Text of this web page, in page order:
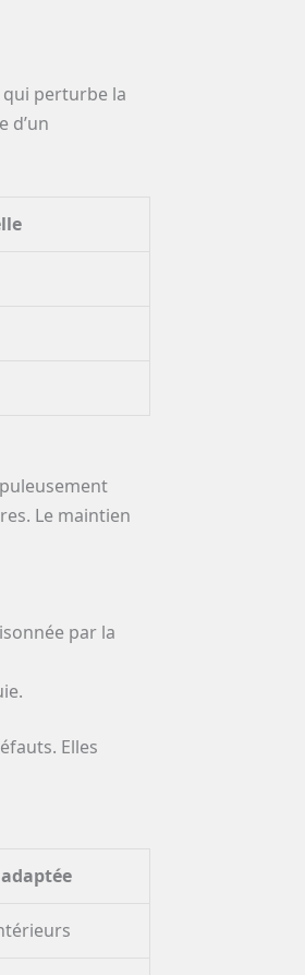
qui perturbe la
d’un
Le maintien
par la
Elles